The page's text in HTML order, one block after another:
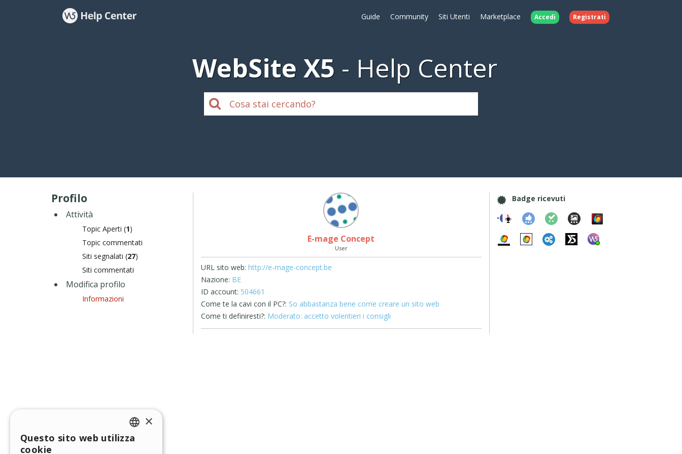
Guide Community Siti Utenti Marketplace Accedi Registrati
WebSite X5 Help Center
Profilo
Attività
Topic Aperti (1)
Topic commentati
Siti segnalati (27)
Siti commentati
Modifica profilo
Informazioni
E-mage Concept
User
URL sito web: http://e-mage-concept.be
Nazione: BE
ID account: 504661
Come te la cavi con il PC?: So abbastanza bene come creare un sito web
Come ti definiresti?: Moderato: accetto volentieri i consigli
Badge ricevuti
ENGLISH
×
Questo sito web utilizza
cookie